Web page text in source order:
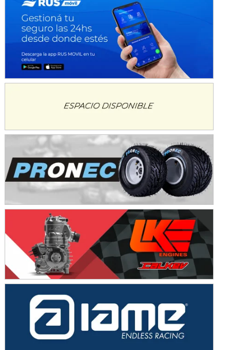
KDO - F6
Ciudad de Trenque Lauquen (Asfalto)
Trenque Lauquen (Buenos Aires)
ENTRERRIANO - F6 (POSTERGADA)
Parque de la Velocidad (Asfalto)
Villaguay (Entre Ríos)
Victoria (Entre Ríos)
PATAGONICO - F6
Moto Club Reginense (Tierra)
Gral. E. Godoy (Río Negro)
CSK - F7
Juventud Unida (Tierra)
Humboldt (Santa Fe)
NORESTE SANTAFESINO - F6
Ciudad de Avellaneda (Asfalto)
Avellaneda (Santa Fe)
SUR SANTAFESINO - F4
José Samuel Sánchez (Tierra)
Rufino (Santa Fe)
Juan Navarro (Asfalto)
El Timbó (Tucumán)